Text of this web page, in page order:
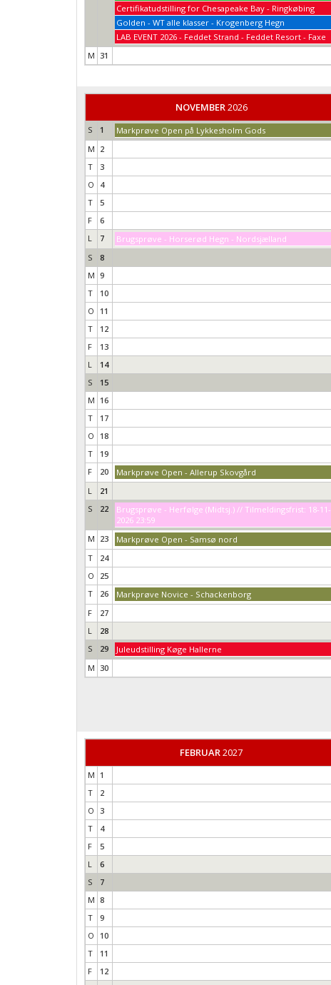
Certifikatudstilling for Chesapeake Bay - Ringkøbing
Golden - WT alle klasser - Krogenberg Hegn
LAB EVENT 2026 - Feddet Strand - Feddet Resort - Faxe
M 31
NOVEMBER2026
S 1
Markprøve Open på Lykkesholm Gods
M 2
T
3
O
4
T
5
F
6
L
7
Brugsprøve - Horserød Hegn - Nordsjælland
S
8
M 9
T
10
O
11
T
12
F
13
L
14
S
15
M 16
T
17
O
18
T
19
F
20
Markprøve Open - Allerup Skovgård
L
21
S
22
Brugsprøve - Herfølge (Midtsj.) // Tilmeldingsfrist: 18-11-
2026 23:59
M 23
Markprøve Open - Samsø nord
T
24
O
25
T
26
Markprøve Novice - Schackenborg
F
27
L
28
S
29
Juleudstilling Køge Hallerne
M 30
FEBRUAR2027
M 1
T
2
O 3
T
4
F
5
L
6
S
7
M 8
T
9
O
10
T
11
F
12